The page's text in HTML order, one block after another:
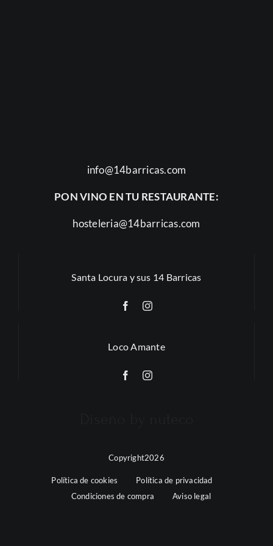
info@14barricas.com
PON VINO EN TU RESTAURANTE:
hosteleria@14barricas.com
Santa Locura y sus 14 Barricas
Loco Amante
Copyright2026
Política de cookies
Política de privacidad
Condiciones de compra
Aviso legal